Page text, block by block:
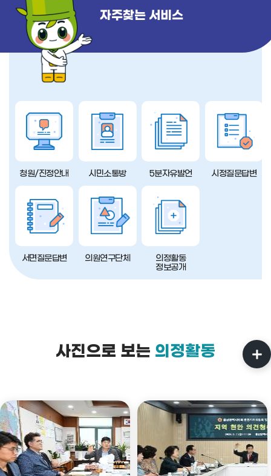
자주찾는 서비스
청원/진정안내 시민소통방 5분자유발언 시정질문답변
서면질문답변 의원연구단체
의정활동
정보공개
사진으로 보는 의정활동